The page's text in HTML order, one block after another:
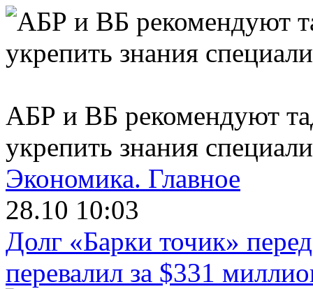
АБР и ВБ рекомендуют
укрепить знания
Экономика. Главное
28.10 10:03
Долг «Барки точик»
перевалил за $331